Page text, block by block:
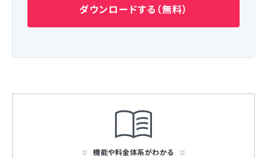
ダウンロードする（無料）
機能や料金体系がわかる